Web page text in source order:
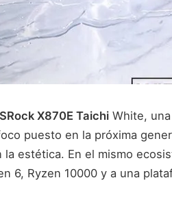
X870E Taichi White,
puesto en la próxima
la estética. En el mismo
6, Ryzen 10000 y a una